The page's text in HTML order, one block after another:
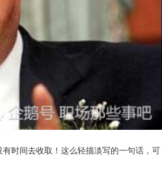
时间去收取！这么轻描淡写的一句话，可